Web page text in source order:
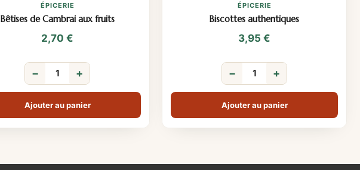
ÉPICERIE
Bêtises de Cambrai aux fruits
2,70 €
− +
Ajouter au panier
ÉPICERIE
Biscottes authentiques
3,95 €
− +
Ajouter au panier